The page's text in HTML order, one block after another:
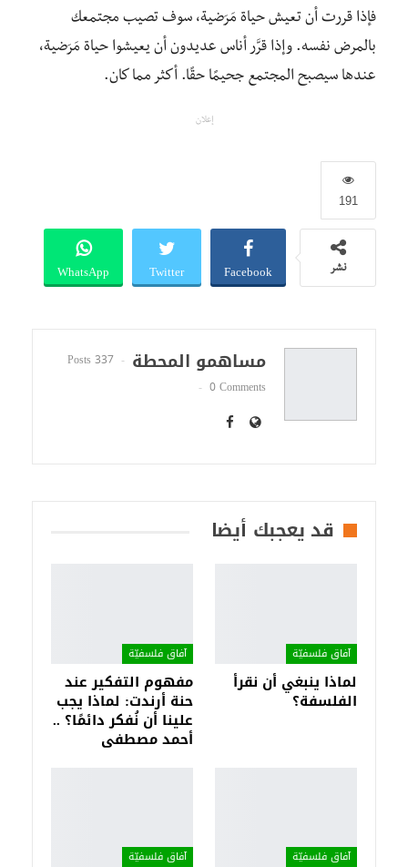
فإذا قررت أن تعيش حياة مَرَضية، سوف تصيب مجتمعك
بالمرض نفسه. وإذا قرَّر أناس عديدون أن يعيشوا حياة مَرَضية،
عندها سيصبح المجتمع جحيمًا حقًا. أكثر مما كان.
إعلان
191
نشر Facebook
Twitter
WhatsApp
مساهمو المحطة
337 Posts
0 Comments
قد يعجبك أيضا
آفاق فلسفيّة‎
لماذا ينبغي أن نقرأ
الفلسفة؟
آفاق فلسفيّة‎
مفهوم التفكير عند
حنة أرندت: لماذا يجب
علينا أن نُفكر دائمًا؟ ..
أحمد مصطفى
آفاق فلسفيّة‎ آفاق فلسفيّة‎